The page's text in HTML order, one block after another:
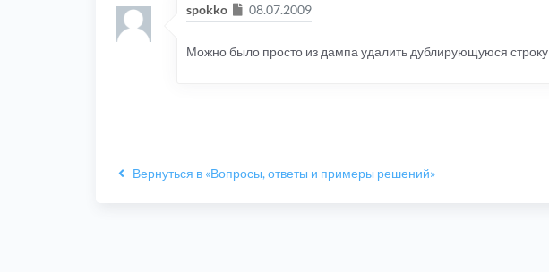
spokko Сообщение
08.07.2009
Можно было просто из дампа удалить дублирующуюся строку
Вернуться в «Вопросы, ответы и примеры решений»